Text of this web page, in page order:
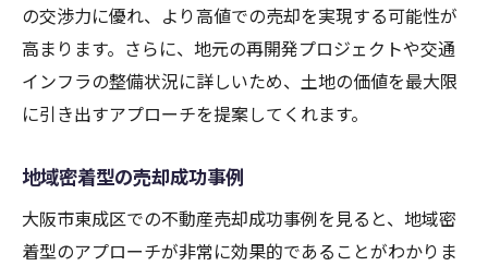
の交渉力に優れ、より高値での売却を実現する可能性が
高まります。さらに、地元の再開発プロジェクトや交通
インフラの整備状況に詳しいため、土地の価値を最大限
に引き出すアプローチを提案してくれます。
地域密着型の売却成功事例
大阪市東成区での不動産売却成功事例を見ると、地域密
着型のアプローチが非常に効果的であることがわかりま